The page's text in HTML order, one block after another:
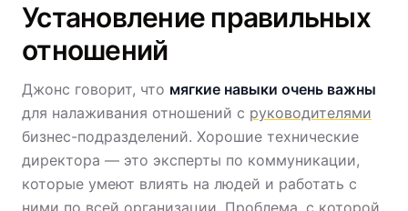
Установление правильных
отношений
Джонс говорит, что мягкие навыки очень важны
для налаживания отношений с руководителями
бизнес-подразделений. Хорошие технические
директора — это эксперты по коммуникации,
которые умеют влиять на людей и работать с
ними по всей организации. Проблема, с которой